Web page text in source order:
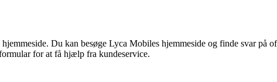
Du kan besøge Lyca Mobiles hjemmeside og finde svar
for at få hjælp fra kundeservice.